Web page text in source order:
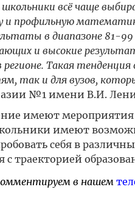
школьники всё чаще
профильную
в диапазоне 81-
и высокие
регионе. Такая
так и для вузов,
№1 имени В.И.
имеют
имеют
себя в
с траекторией
в нашем